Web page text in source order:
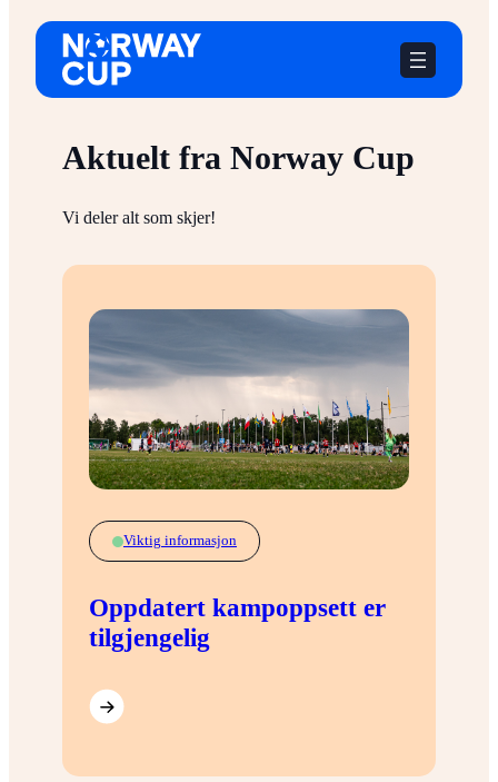
Hopp
Aktuelt fra Norway Cup
Vi deler alt som skjer!
Viktig informasjon
Oppdatert kampoppsett er
tilgjengelig